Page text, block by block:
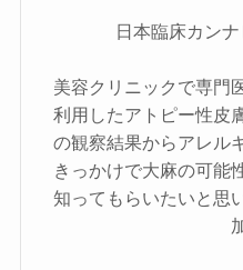
日本臨床カンナ
美容クリニックで専門
利用したアトピー性皮
の観察結果からアレル
きっかけで大麻の可能
知ってもらいたいと思